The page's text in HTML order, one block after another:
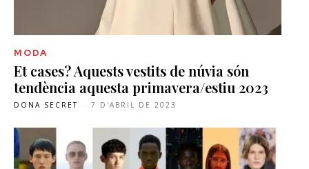
MODA
Et cases? Aquests vestits de núvia són
tendència aquesta primavera/estiu 2023
DONA SECRET - 7 D'ABRIL DE 2023